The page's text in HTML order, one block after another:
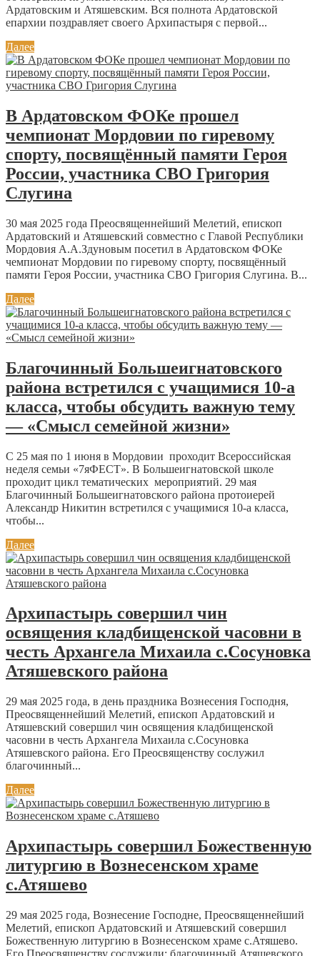
Ардатовским и Атяшевским. Вся полнота Ардатовской
епархии поздравляет своего Архипастыря с первой...
Далее
В Ардатовском ФОКе прошел
чемпионат Мордовии по гиревому
спорту, посвящённый памяти Героя
России, участника СВО Григория
Слугина
30 мая 2025 года Преосвященнейший Мелетий, епископ
Ардатовский и Атяшевский совместно с Главой Республики
Мордовия А.А.Здуновым посетил в Ардатовском ФОКе
чемпионат Мордовии по гиревому спорту, посвящённый
памяти Героя России, участника СВО Григория Слугина. В...
Далее
Благочинный Большеигнатовского
района встретился с учащимися 10-а
класса, чтобы обсудить важную тему
— «Смысл семейной жизни»
С 25 мая по 1 июня в Мордовии проходит Всероссийская
неделя семьи «7яФЕСТ». В Большеигнатовской школе
проходит цикл тематических мероприятий. 29 мая
Благочинный Большеигнатовского района протоиерей
Александр Никитин встретился с учащимися 10-а класса,
чтобы...
Далее
Архипастырь совершил чин
освящения кладбищенской часовни в
честь Архангела Михаила с.Сосуновка
Атяшевского района
29 мая 2025 года, в день праздника Вознесения Господня,
Преосвященнейший Мелетий, епископ Ардатовский и
Атяшевский совершил чин освящения кладбищенской
часовни в честь Архангела Михаила с.Сосуновка
Атяшевского района. Его Преосвященству сослужил
благочинный...
Далее
Архипастырь совершил Божественную
литургию в Вознесенском храме
с.Атяшево
29 мая 2025 года, Вознесение Господне, Преосвященнейший
Мелетий, епископ Ардатовский и Атяшевский совершил
Божественную литургию в Вознесенском храме с.Атяшево.